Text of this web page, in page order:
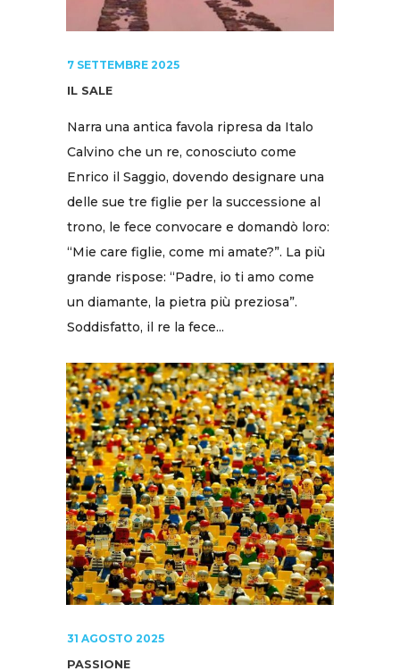
7 SETTEMBRE 2025
IL SALE
Narra una antica favola ripresa da Italo
Calvino che un re, conosciuto come
Enrico il Saggio, dovendo designare una
delle sue tre figlie per la successione al
trono, le fece convocare e domandò loro:
“Mie care figlie, come mi amate?”. La più
grande rispose: “Padre, io ti amo come
un diamante, la pietra più preziosa”.
Soddisfatto, il re la fece...
31 AGOSTO 2025
PASSIONE